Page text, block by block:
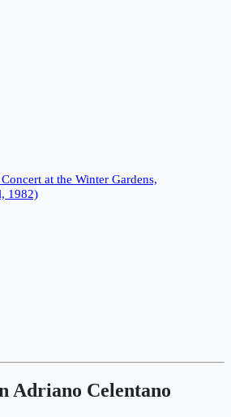
at the Winter Gardens,
1982)
Adriano Celentano